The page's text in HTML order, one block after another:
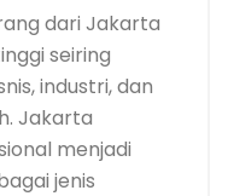
dari Jakarta
seiring
industri, dan
Jakarta
menjadi
jenis